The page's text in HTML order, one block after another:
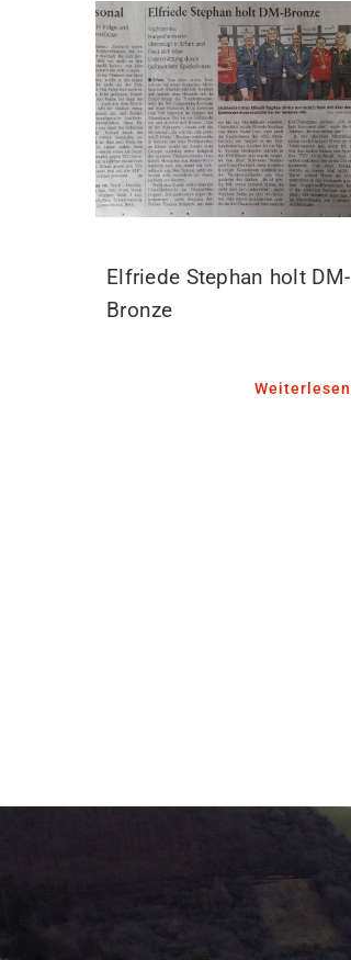
Elfriede Stephan holt DM-
Bronze
Weiterlesen